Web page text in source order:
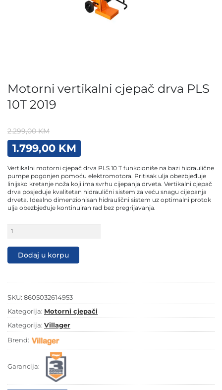
Motorni vertikalni cjepač drva PLS
10T 2019
2.299,00KM
Original
price
was:
2.299,00 KM.
1.799,00 KM
Current
price
is:
1.799,00 KM.
Vertikalni motorni cjepač drva PLS 10 T funkcioniše na bazi hidraulične
pumpe pogonjen pomoću elektromotora. Pritisak ulja obezbjeđuje
linijsko kretanje noža koji ima svrhu cijepanja drveta. Vertikalni cjepač
drva posjeduje kvalitetan hidraulični sistem za veću snagu cijepanja
drveta. Idealno dimenzionisan hidraulični sistem uz optimalni protok
ulja obezbjeđuje kontinuiran rad bez pregrijavanja.
Motorni
vertikalni
drva
količina
Dodaj u korpu
SKU: 8605032614953
Kategorija: Motorni cjepači
Kategorija: Villager
Brend:
Garancija: